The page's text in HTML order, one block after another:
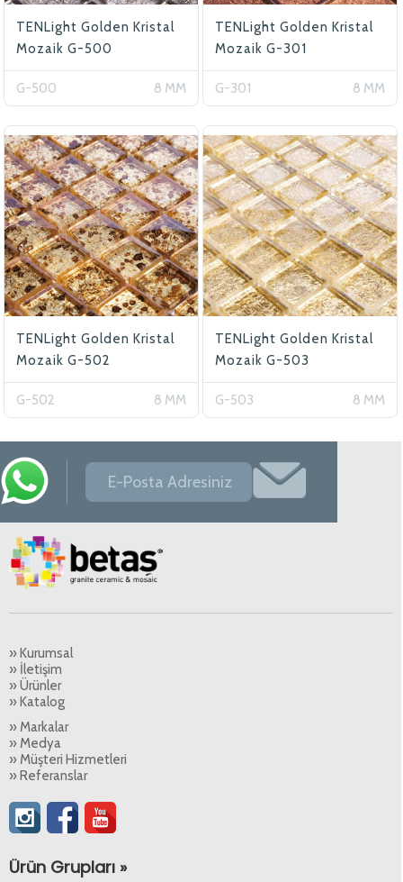
TENLight Golden Kristal
Mozaik G-500
G-500 8 MM
TENLight Golden Kristal
Mozaik G-301
G-301 8 MM
TENLight Golden Kristal
Mozaik G-502
G-502 8 MM
TENLight Golden Kristal
Mozaik G-503
G-503 8 MM
» Kurumsal
» İletişim
» Ürünler
» Katalog
» Markalar
» Medya
» Müşteri Hizmetleri
» Referanslar
Ürün Grupları »